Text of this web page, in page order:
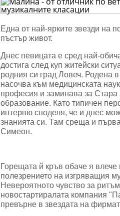
по
класации
Една от най-ярките звезди на
пъстър живот.
Днес певицата е сред най-
достига след куп житейски
родния си град Ловеч. Родена
насочва към медицинската
професия и заминава за Стара
образование. Като типичен
интервю споделя, че и днес
знанията си. Там среща и
Симеон.
Горещата й кръв обаче я
полезрението на изгряващия
Невероятното чувство за
новостартиралата компания
превърне в звездата на